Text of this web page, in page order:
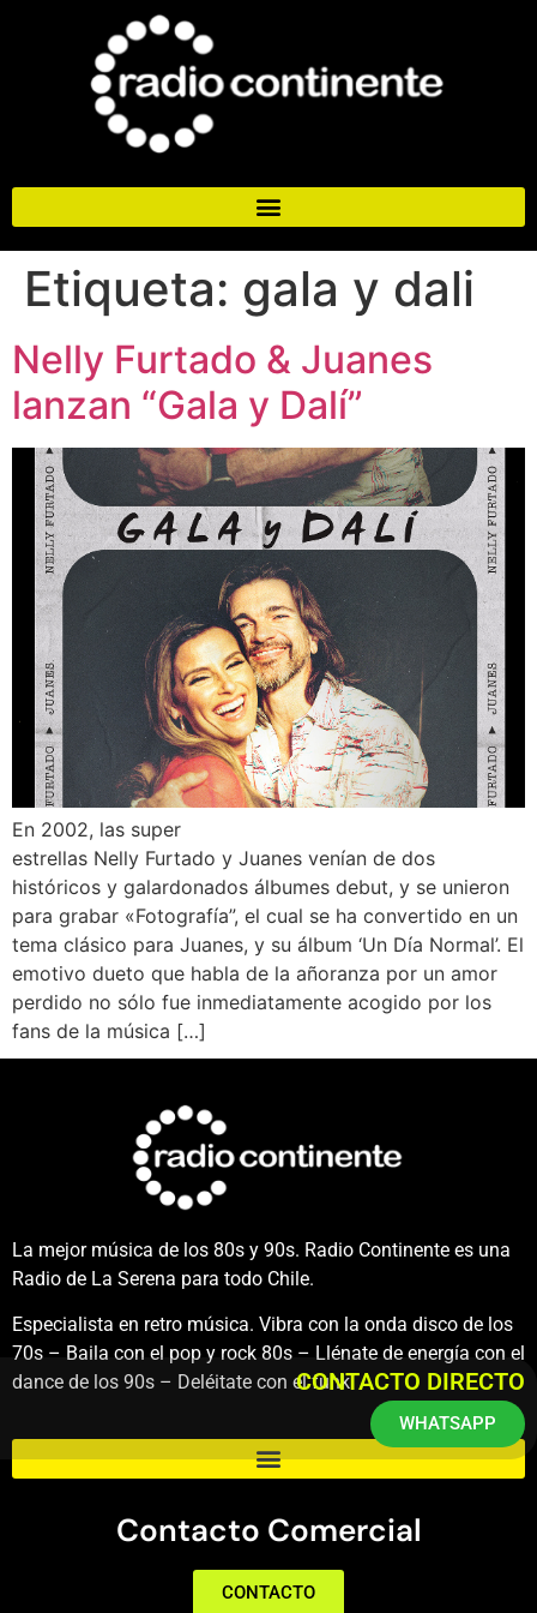
Etiqueta: gala y dali
Nelly Furtado & Juanes
lanzan “Gala y Dalí”
En 2002, las super
estrellas Nelly Furtado y Juanes venían de dos
históricos y galardonados álbumes debut, y se unieron
para grabar «Fotografía”, el cual se ha convertido en un
tema clásico para Juanes, y su álbum ‘Un Día Normal’. El
emotivo dueto que habla de la añoranza por un amor
perdido no sólo fue inmediatamente acogido por los
fans de la música […]
La mejor música de los 80s y 90s. Radio Continente es una
Radio de La Serena para todo Chile.
Especialista en retro música. Vibra con la onda disco de los
70s – Baila con el pop y rock 80s – Llénate de energía con el
dance de los 90s – Deléitate con el funk.
Contacto Comercial
CONTACTO
CONTACTO DIRECTO
WHATSAPP